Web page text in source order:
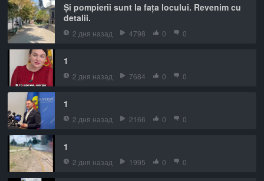
Și pompierii sunt la fața locului. Revenim cu
detalii.
2 дня назад 4798 0 0
1
2 дня назад 7684 0 0
1
2 дня назад 2166 0 0
1
2 дня назад 1995 0 0